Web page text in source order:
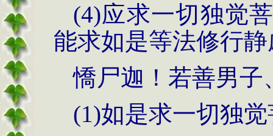
(4)应求一切独觉
能求如是等法修行
憍尸迦！若善男子
(1)如是求一切独